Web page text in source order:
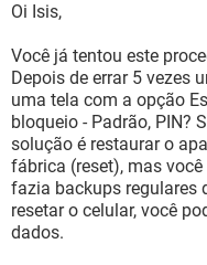
Oi Isis,
Você já tentou este
Depois de errar 5 vezes
uma tela com a opção
bloqueio - Padrão, PIN?
solução é restaurar o
fábrica (reset), mas
fazia backups regulares
resetar o celular, você
dados.